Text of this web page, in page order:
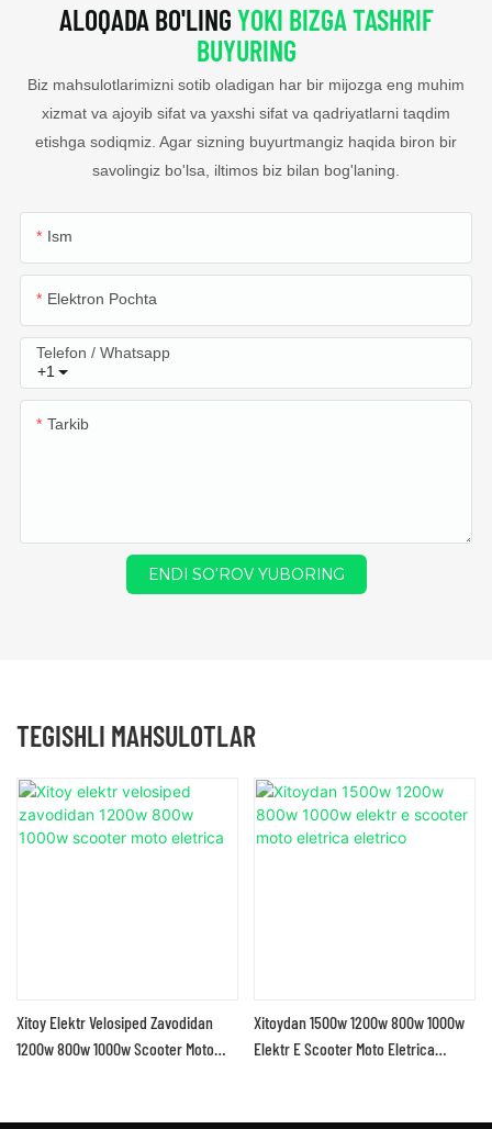
ALOQADA BO'LINGYOKI BIZGA TASHRIF
BUYURING
Biz mahsulotlarimizni sotib oladigan har bir mijozga eng muhim
xizmat va ajoyib sifat va yaxshi sifat va qadriyatlarni taqdim
etishga sodiqmiz. Agar sizning buyurtmangiz haqida biron bir
savolingiz bo'lsa, iltimos biz bilan bog'laning.
Ism
Elektron Pochta
+1
Telefon / Whatsapp
Tarkib
ENDI SO'ROV YUBORING
TEGISHLI MAHSULOTLAR
Xitoy Elektr Velosiped Zavodidan
1200w 800w 1000w Scooter Moto
Xitoydan 1500w 1200w 800w 1000w
Elektr E Scooter Moto Eletrica